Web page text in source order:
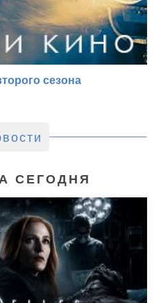
сезона
СЕГОДНЯ